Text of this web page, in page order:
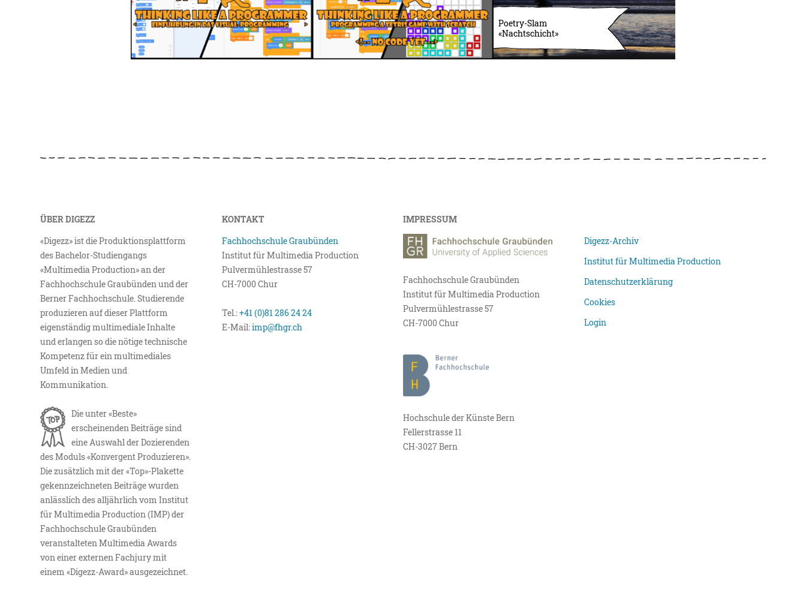
Poetry-Slam
«Nachtschicht»
ÜBER DIGEZZ
«Digezz» ist die Produktionsplattform
des Bachelor-Studiengangs
«Multimedia Production» an der
Fachhochschule Graubünden und der
Berner Fachhochschule. Studierende
produzieren auf dieser Plattform
eigenständig multimediale Inhalte
und erlangen so die nötige technische
Kompetenz für ein multimediales
Umfeld in Medien und
Kommunikation.
Die unter «Beste»
erscheinenden Beiträge sind
eine Auswahl der Dozierenden
des Moduls «Konvergent Produzieren».
Die zusätzlich mit der «Top»-Plakette
gekennzeichneten Beiträge wurden
anlässlich des alljährlich vom Institut
für Multimedia Production (IMP) der
Fachhochschule Graubünden
veranstalteten Multimedia Awards
von einer externen Fachjury mit
einem «Digezz-Award» ausgezeichnet.
KONTAKT
Fachhochschule Graubünden
Institut für Multimedia Production
Pulvermühlestrasse 57
CH-7000 Chur
Tel.:+41 (0)81 286 24 24
E-Mail:imp@fhgr.ch
IMPRESSUM
Fachhochschule Graubünden
Institut für Multimedia Production
Pulvermühlestrasse 57
CH-7000 Chur
Hochschule der Künste Bern
Fellerstrasse 11
CH-3027 Bern
Digezz-Archiv
Institut für Multimedia Production
Datenschutzerklärung
Cookies
Login